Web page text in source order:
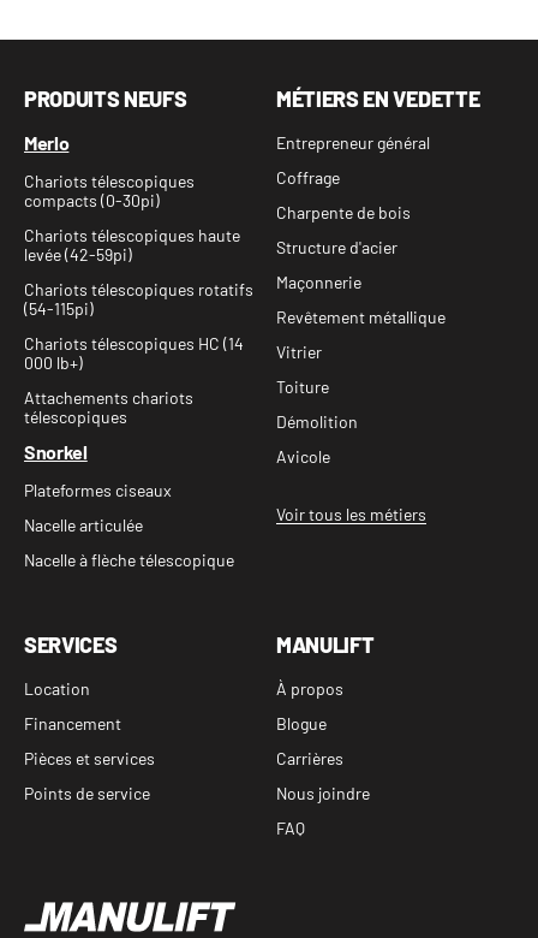
PRODUITS NEUFS
Merlo
Chariots télescopiques
compacts (0-30pi)
Chariots télescopiques haute
levée (42-59pi)
Chariots télescopiques rotatifs
(54-115pi)
Chariots télescopiques HC (14
000 lb+)
Attachements chariots
télescopiques
Snorkel
Plateformes ciseaux
Nacelle articulée
Nacelle à flèche télescopique
MÉTIERS EN VEDETTE
Entrepreneur général
Coffrage
Charpente de bois
Structure d'acier
Maçonnerie
Revêtement métallique
Vitrier
Toiture
Démolition
Avicole
Voir tous les métiers
SERVICES
Location
Financement
Pièces et services
Points de service
MANULIFT
À propos
Blogue
Carrières
Nous joindre
FAQ